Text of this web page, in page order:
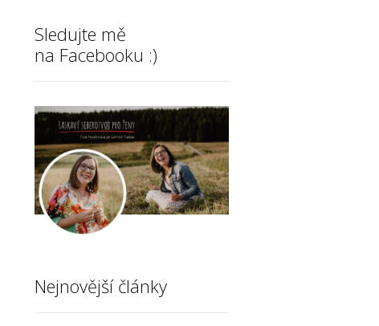
Sledujte mě
na Facebooku :)
Nejnovější články